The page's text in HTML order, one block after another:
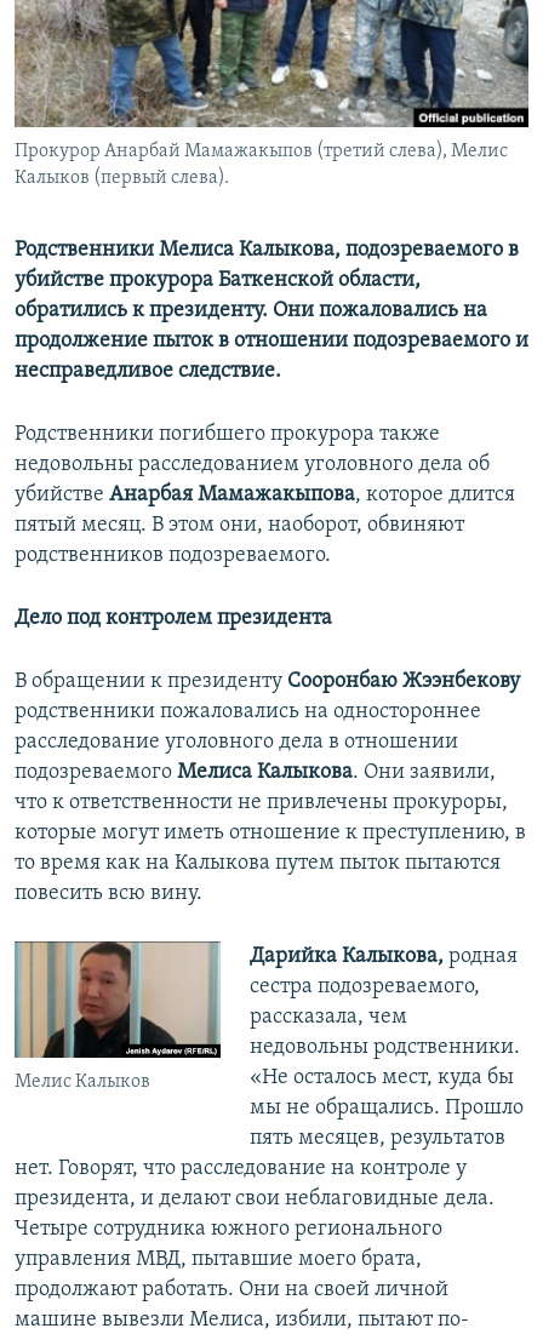
Прокурор Анарбай Мамажакыпов (третий слева), Мелис
Калыков (первый слева).
Родственники Мелиса Калыкова, подозреваемого в
убийстве прокурора Баткенской области,
обратились к президенту. Они пожаловались на
продолжение пыток в отношении подозреваемого и
несправедливое следствие.
Родственники погибшего прокурора также
недовольны расследованием уголовного дела об
убийстве Анарбая Мамажакыпова, которое длится
пятый месяц. В этом они, наоборот, обвиняют
родственников подозреваемого.
Дело под контролем президента
В обращении к президенту Сооронбаю Жээнбекову
родственники пожаловались на одностороннее
расследование уголовного дела в отношении
подозреваемого Мелиса Калыкова. Они заявили,
что к ответственности не привлечены прокуроры,
которые могут иметь отношение к преступлению, в
то время как на Калыкова путем пыток пытаются
повесить всю вину.
Мелис Калыков
Дарийка Калыкова, родная
сестра подозреваемого,
рассказала, чем
недовольны родственники.
«Не осталось мест, куда бы
мы не обращались. Прошло
пять месяцев, результатов
нет. Говорят, что расследование на контроле у
президента, и делают свои неблаговидные дела.
Четыре сотрудника южного регионального
управления МВД, пытавшие моего брата,
продолжают работать. Они на своей личной
машине вывезли Мелиса, избили, пытают по-